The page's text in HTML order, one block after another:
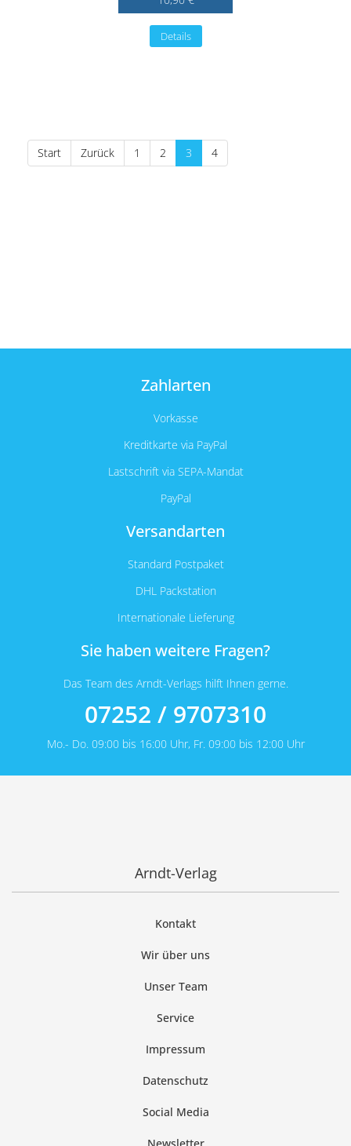
Details
Start Zurück 1 2 3 4
Zahlarten
Vorkasse
Kreditkarte via PayPal
Lastschrift via SEPA-Mandat
PayPal
Versandarten
Standard Postpaket
DHL Packstation
Internationale Lieferung
Sie haben weitere Fragen?
Das Team des Arndt-Verlags hilft Ihnen gerne.
07252 / 9707310
Mo.- Do. 09:00 bis 16:00 Uhr, Fr. 09:00 bis 12:00 Uhr
Arndt-Verlag
Kontakt
Wir über uns
Unser Team
Service
Impressum
Datenschutz
Social Media